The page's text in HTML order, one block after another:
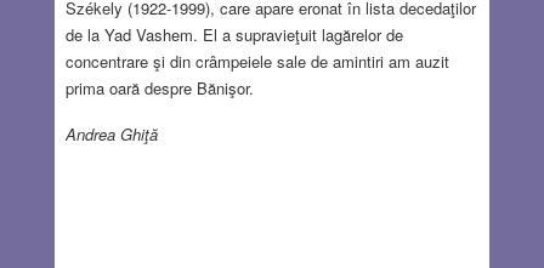
Székely (1922-1999), care apare eronat în lista decedaţilor
de la Yad Vashem. El a supravieţuit lagărelor de
concentrare şi din crâmpeiele sale de amintiri am auzit
prima oară despre Bănişor.
Andrea Ghiţă